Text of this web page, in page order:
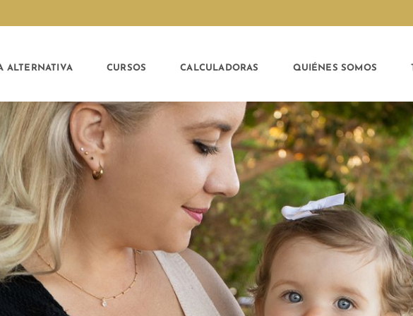
ALTERNATIVA CURSOS CALCULADORAS QUIÉNES SOMOS